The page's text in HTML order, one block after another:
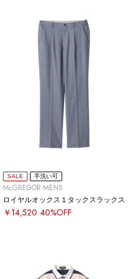
SALE 手洗い可
McGREGOR MENS
ロイヤルオックス１タックスラックス
￥14,520 40%OFF